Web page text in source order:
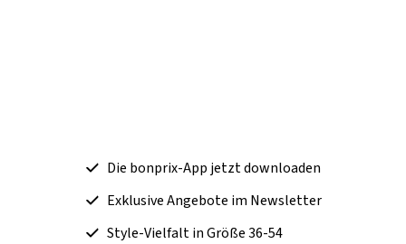
Die bonprix-App jetzt downloaden
Exklusive Angebote im Newsletter
Style-Vielfalt in Größe 36-54